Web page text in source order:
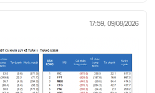
17:59, 09/08/2026